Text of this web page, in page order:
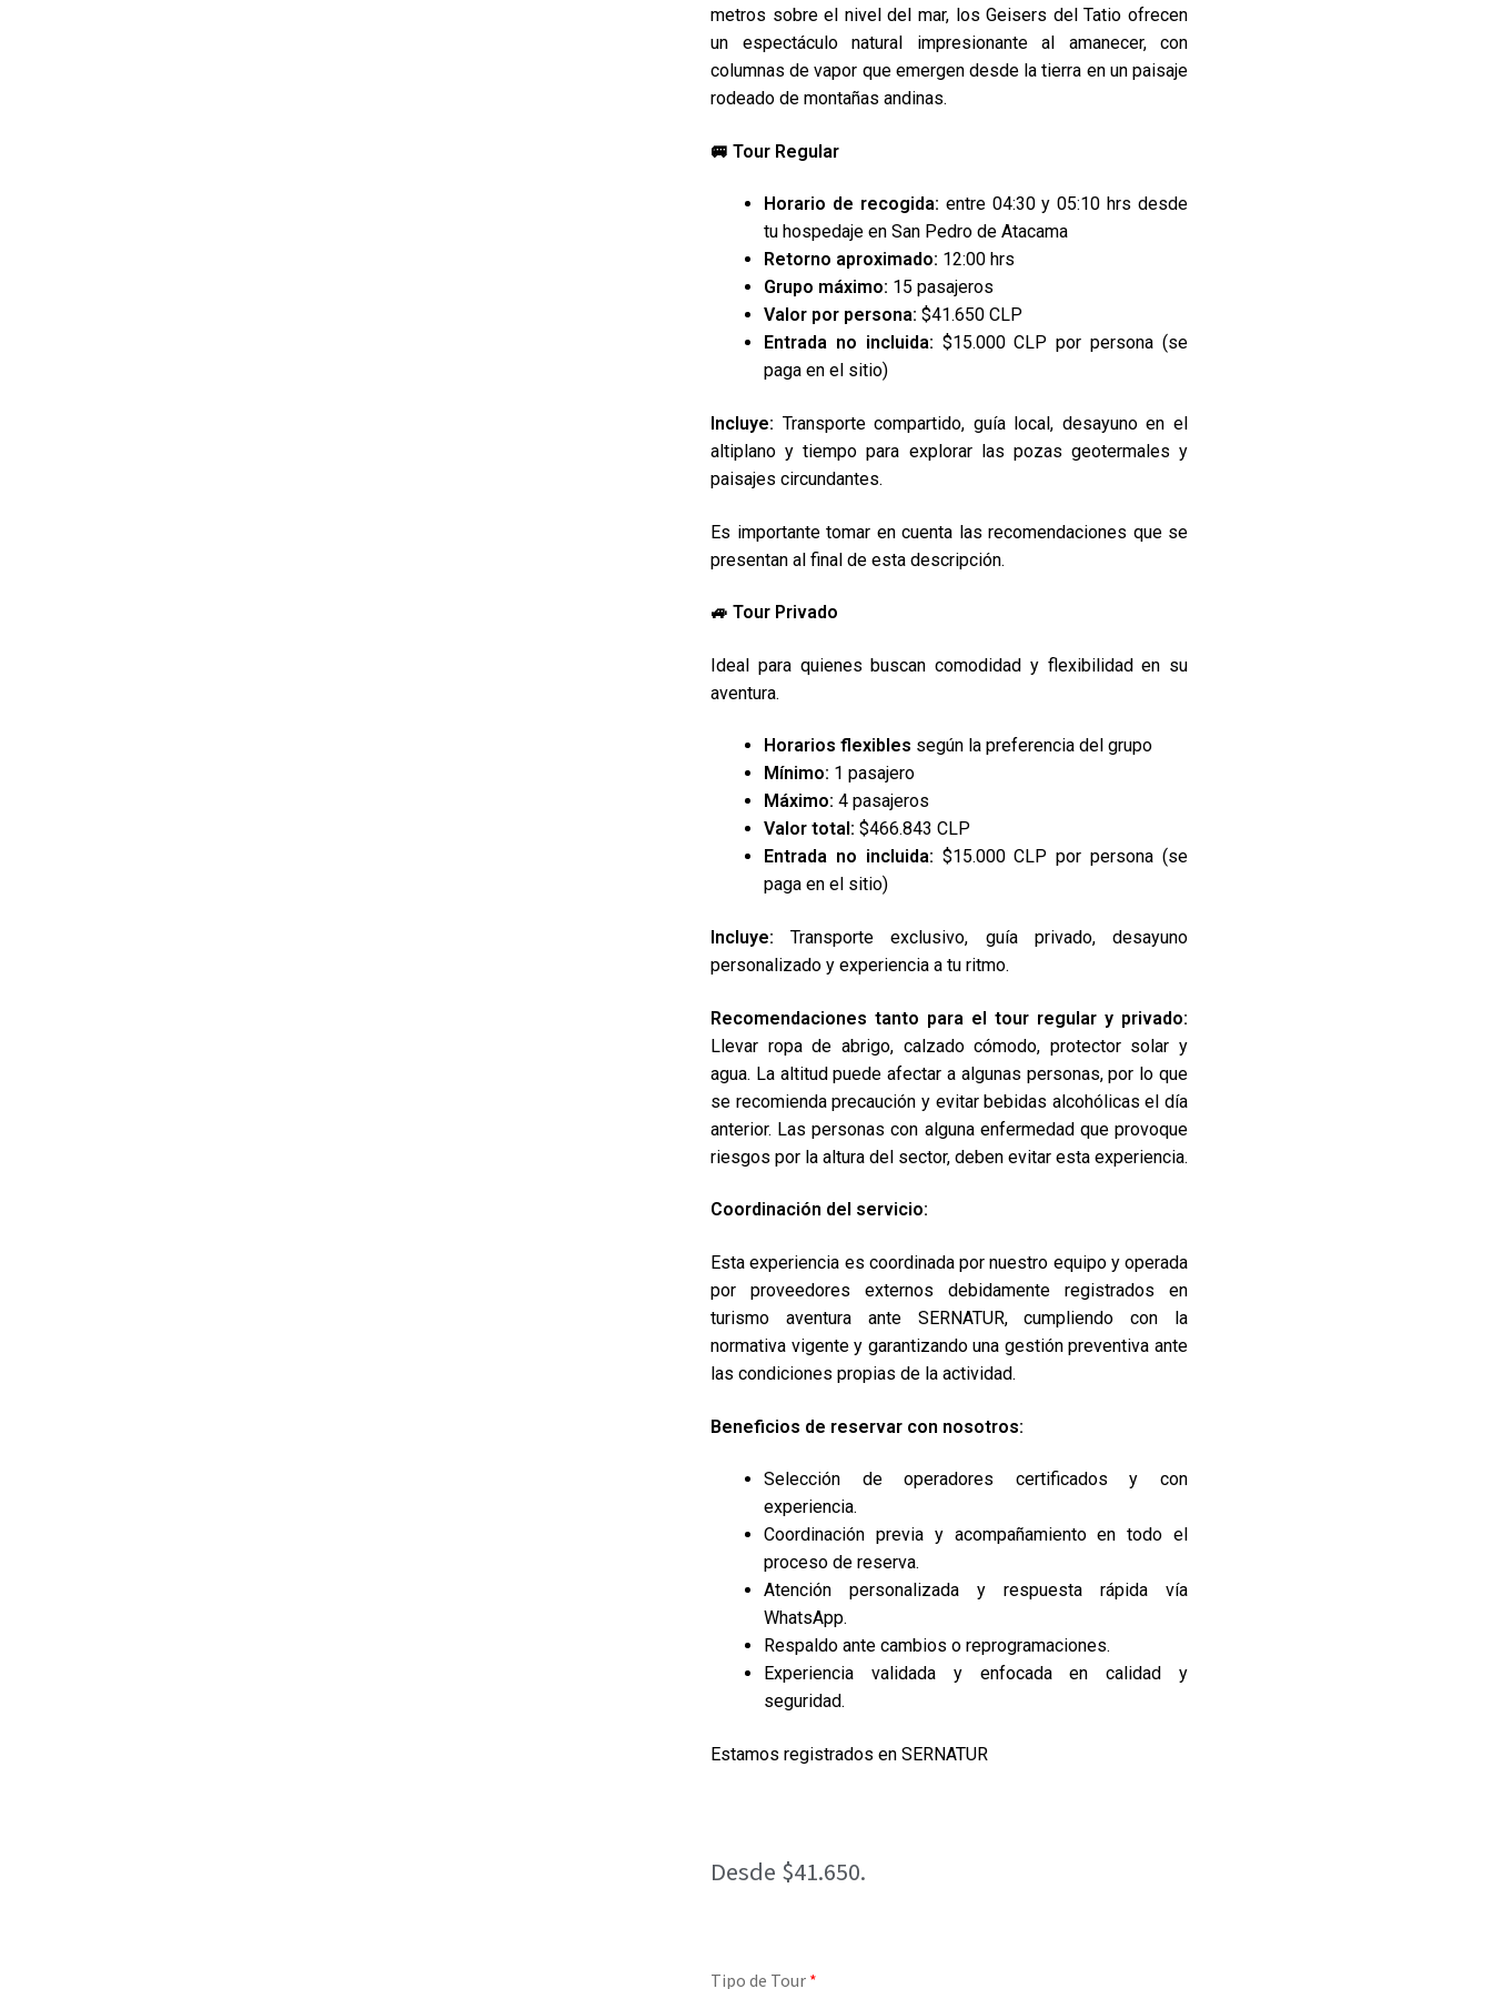
metros sobre el nivel del mar, los Geisers del Tatio ofrecen
un espectáculo natural impresionante al amanecer, con
columnas de vapor que emergen desde la tierra en un paisaje
rodeado de montañas andinas.
🚐 Tour Regular
Horario de recogida: entre 04:30 y 05:10 hrs desde
tu hospedaje en San Pedro de Atacama
Retorno aproximado: 12:00 hrs
Grupo máximo: 15 pasajeros
Valor por persona: $41.650 CLP
Entrada no incluida: $15.000 CLP por persona (se
paga en el sitio)
Incluye: Transporte compartido, guía local, desayuno en el
altiplano y tiempo para explorar las pozas geotermales y
paisajes circundantes.
Es importante tomar en cuenta las recomendaciones que se
presentan al final de esta descripción.
🚙 Tour Privado
Ideal para quienes buscan comodidad y flexibilidad en su
aventura.
Horarios flexibles según la preferencia del grupo
Mínimo: 1 pasajero
Máximo: 4 pasajeros
Valor total: $466.843 CLP
Entrada no incluida: $15.000 CLP por persona (se
paga en el sitio)
Incluye: Transporte exclusivo, guía privado, desayuno
personalizado y experiencia a tu ritmo.
Recomendaciones tanto para el tour regular y privado:
Llevar ropa de abrigo, calzado cómodo, protector solar y
agua. La altitud puede afectar a algunas personas, por lo que
se recomienda precaución y evitar bebidas alcohólicas el día
anterior. Las personas con alguna enfermedad que provoque
riesgos por la altura del sector, deben evitar esta experiencia.
Coordinación del servicio:
Esta experiencia es coordinada por nuestro equipo y operada
por proveedores externos debidamente registrados en
turismo aventura ante SERNATUR, cumpliendo con la
normativa vigente y garantizando una gestión preventiva ante
las condiciones propias de la actividad.
Beneficios de reservar con nosotros:
Selección de operadores certificados y con
experiencia.
Coordinación previa y acompañamiento en todo el
proceso de reserva.
Atención personalizada y respuesta rápida vía
WhatsApp.
Respaldo ante cambios o reprogramaciones.
Experiencia validada y enfocada en calidad y
seguridad.
Estamos registrados en SERNATUR
Desde $41.650.
Tipo de Tour *